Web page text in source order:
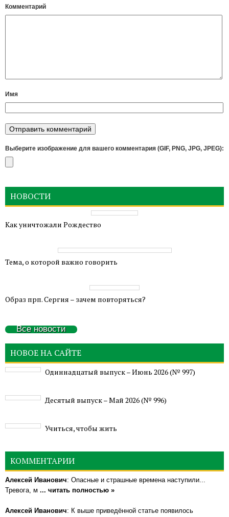
Комментарий
Имя
Выберите изображение для вашего комментария (GIF, PNG, JPG, JPEG):
НОВОСТИ
Как уничтожали Рождество
Тема, о которой важно говорить
Образ прп. Сергия – зачем повторяться?
Все новости
НОВОЕ НА САЙТЕ
Одиннадцатый выпуск – Июнь 2026 (№ 997)
Деcятый выпуск – Май 2026 (№ 996)
Учиться, чтобы жить
КОММЕНТАРИИ
Алексей Иванович: Опасные и страшные времена наступили...
Тревога, м ... читать полностью »
Алексей Иванович: К выше приведённой статье появилось